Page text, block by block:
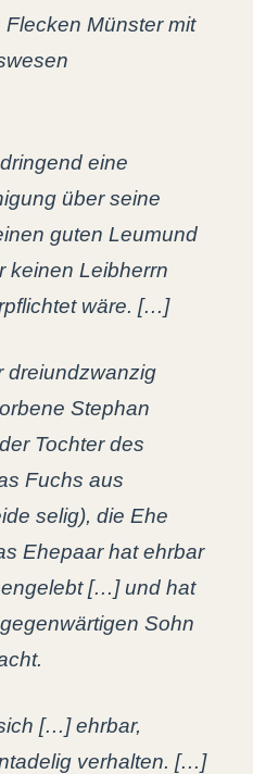
Münster mit
eine
über seine
guten Leumund
keinen Leibherrn
wäre. […]
dreiundzwanzig
Stephan
Tochter des
Fuchs aus
selig), die Ehe
Ehepaar hat ehrbar
[…] und hat
Sohn
[…] ehrbar,
verhalten. […]